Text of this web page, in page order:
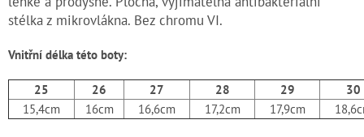
stélka z mikrovlákna. Bez chromu VI.
Vnitřní délka této boty:
25 26 27 28 29
30
15,4cm
16cm 16,6cm 17,2cm 17,9cm